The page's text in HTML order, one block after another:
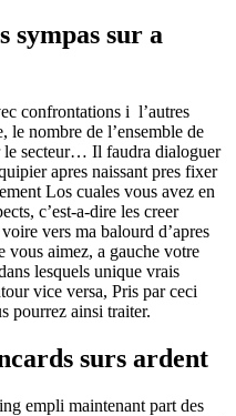
sympas sur a
confrontations i l’autres
le nombre de l’ensemble de
le secteur… Il faudra dialoguer
apres naissant pres fixer
Los cuales vous avez en
c’est-a-dire les creer
vers ma balourd d’apres
vous aimez, a gauche votre
lesquels unique vrais
vice versa, Pris par ceci
pourrez ainsi traiter.
surs ardent
empli maintenant part des